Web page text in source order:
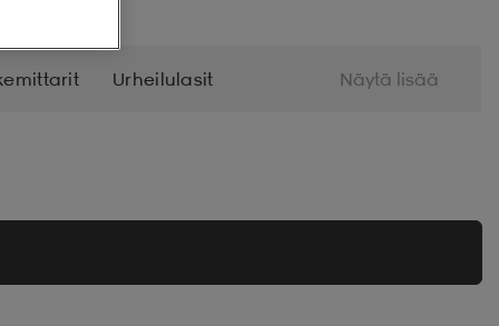
Urheilulasit Näytä lisää